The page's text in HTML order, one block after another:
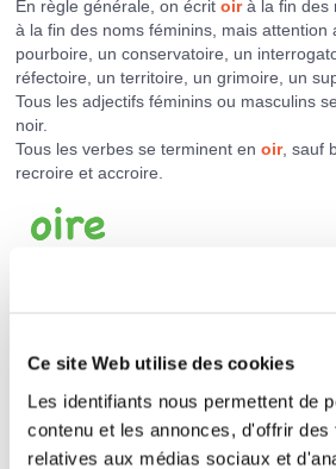
Ce site Web utilise des cookies
Les identifiants nous permettent de
contenu et les annonces, d'offrir des
relatives aux médias sociaux et
En règle générale, on écritoirà la fin des
à la fin des noms féminins, mais attention
pourboire, un conservatoire, un
réfectoire, un territoire, un grimoire, un
Tous les adjectifs féminins ou masculins
noir.
Tous les verbes se terminent enoir, sauf
recroire et accroire.